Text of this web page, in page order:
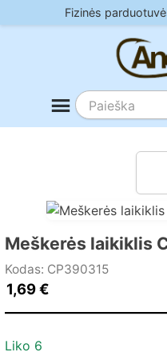
to
Fizinės
Meškerės laikiklis
Kodas: CP390315
1,69€
Liko 6